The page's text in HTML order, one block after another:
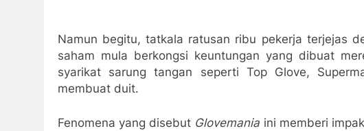
Namun begitu, tatkala ratusan ribu pekerja terjejas
saham mula berkongsi keuntungan yang dibuat
syarikat sarung tangan seperti Top Glove,
membuat duit.
Fenomena yang disebut Glovemania ini memberi